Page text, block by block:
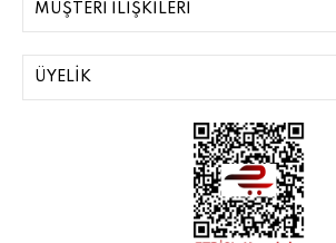
MÜŞTERİ İLİŞKİLERİ
ÜYELİK